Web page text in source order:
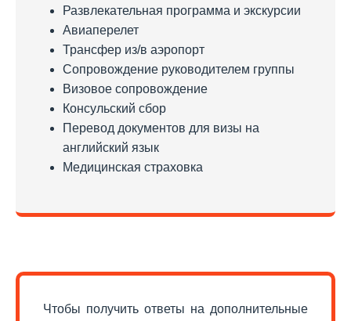
Развлекательная программа и экскурсии
Авиаперелет
Трансфер из/в аэропорт
Сопровождение руководителем группы
Визовое сопровождение
Консульский сбор
Перевод документов для визы на
английский язык
Медицинская страховка
Чтобы получить ответы на дополнительные